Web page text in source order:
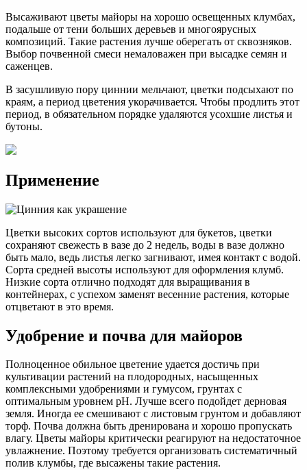
Высаживают цветы майоры на хорошо освещенных клумбах,
подальше от тени больших деревьев и многоярусных
композиций. Такие растения лучше оберегать от сквозняков.
Выбор почвенной смеси немаловажен при высадке семян и
саженцев.
В засушливую пору циннии мельчают, цветки подсыхают по
краям, а период цветения укорачивается. Чтобы продлить этот
период, в обязательном порядке удаляются усохшие листья и
бутоны.
Применение
Цветки высоких сортов используют для букетов, цветки
сохраняют свежесть в вазе до 2 недель, воды в вазе должно
быть мало, ведь листья легко загнивают, имея контакт с водой.
Сорта средней высоты используют для оформления клумб.
Низкие сорта отлично подходят для выращивания в
контейнерах, с успехом заменят весенние растения, которые
отцветают в это время.
Удобрение и почва для майоров
Полноценное обильное цветение удается достичь при
культивации растений на плодородных, насыщенных
комплексными удобрениями и гумусом, грунтах с
оптимальным уровнем pH. Лучше всего подойдет дерновая
земля. Иногда ее смешивают с листовым грунтом и добавляют
торф. Почва должна быть дренирована и хорошо пропускать
влагу. Цветы майоры критически реагируют на недостаточное
увлажнение. Поэтому требуется организовать систематичный
полив клумбы, где высажены такие растения.